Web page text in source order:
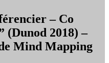
– Co
(Dunod 2018) –
Mind Mapping